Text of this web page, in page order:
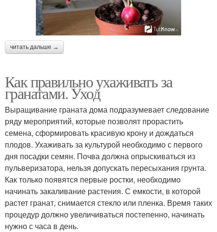
читать дальше →
Как правильно ухаживать за
гранатами. Уход
Выращивание граната дома подразумевает следование
ряду мероприятий, которые позволят прорастить
семена, сформировать красивую крону и дождаться
плодов. Ухаживать за культурой необходимо с первого
дня посадки семян. Почва должна опрыскиваться из
пульверизатора, нельзя допускать пересыхания грунта.
Как только появятся первые ростки, необходимо
начинать закаливание растения. С емкости, в которой
растет гранат, снимается стекло или пленка. Время таких
процедур должно увеличиваться постепенно, начинать
нужно с часа в день.